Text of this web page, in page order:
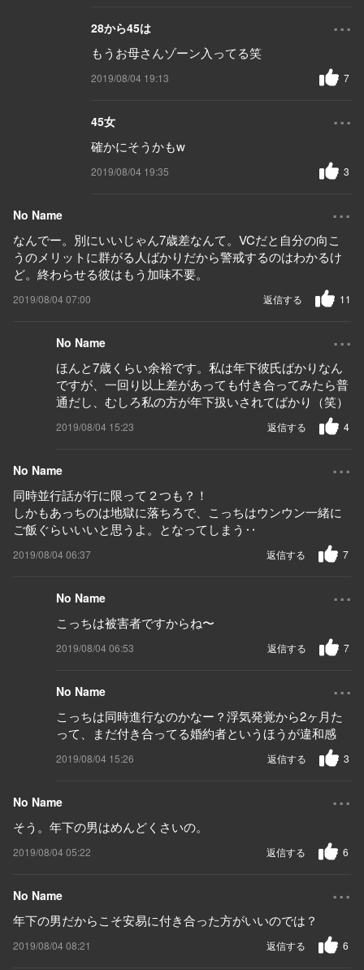
28から45は ...
もうお母さんゾーン入ってる笑
2019/08/04 19:13 7
45女 ...
確かにそうかもw
2019/08/04 19:35 3
No Name ...
なんでー。別にいいじゃん7歳差なんて。VCだと自分の向こ
うのメリットに群がる人ばかりだから警戒するのはわかるけ
ど。終わらせる彼はもう加味不要。
2019/08/04 07:00 11
返信する
No Name ...
ほんと7歳くらい余裕です。私は年下彼氏ばかりなん
ですが、一回り以上差があっても付き合ってみたら普
通だし、むしろ私の方が年下扱いされてばかり（笑）
2019/08/04 15:23 4
返信する
No Name ...
同時並行話が行に限って２つも？！
しかもあっちのは地獄に落ちろで、こっちはウンウン一緒に
ご飯ぐらいいいと思うよ。となってしまう‥
2019/08/04 06:37 7
返信する
No Name ...
こっちは被害者ですからね〜
2019/08/04 06:53 7
返信する
No Name ...
こっちは同時進行なのかなー？浮気発覚から2ヶ月た
って、まだ付き合ってる婚約者というほうが違和感
2019/08/04 15:26 3
返信する
No Name ...
そう。年下の男はめんどくさいの。
2019/08/04 05:22 6
返信する
No Name ...
年下の男だからこそ安易に付き合った方がいいのでは？
2019/08/04 08:21 6
返信する